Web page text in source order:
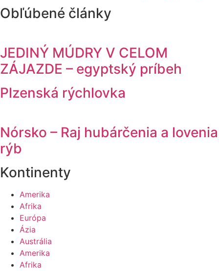
Obľúbené články
JEDINÝ MÚDRY V CELOM
ZÁJAZDE – egyptský príbeh
Plzenská rýchlovka
Nórsko – Raj hubárčenia a lovenia
rýb
Kontinenty
Amerika
Afrika
Európa
Ázia
Austrália
Amerika
Afrika